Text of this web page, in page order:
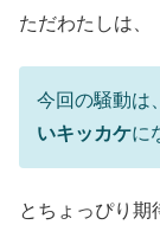
ただわたしは、
今回の騒動は
いキッカケに
とちょっぴり期